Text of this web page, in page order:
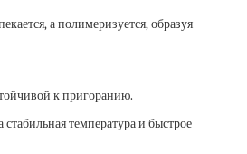
а полимеризуется, образуя
к пригоранию.
температура и быстрое